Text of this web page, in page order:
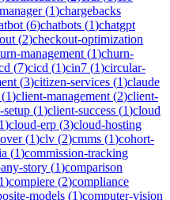
(1)chargebacks
(6)chatbots (1)chatgpt
(2)checkout-optimization
management (1)churn-
(7)cicd (1)cin7 (1)circular-
(3)citizen-services (1)claude
(1)client-management (2)client-
setup (1)client-success (1)cloud
1)cloud-erp (3)cloud-hosting
(1)clv (2)cmms (1)cohort-
(1)commission-tracking
story (1)comparison
1)compiere (2)compliance
models (1)computer-vision